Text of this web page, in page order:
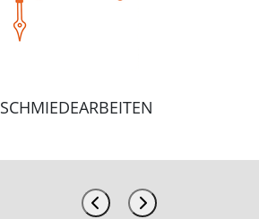
SCHMIEDEARBEITEN